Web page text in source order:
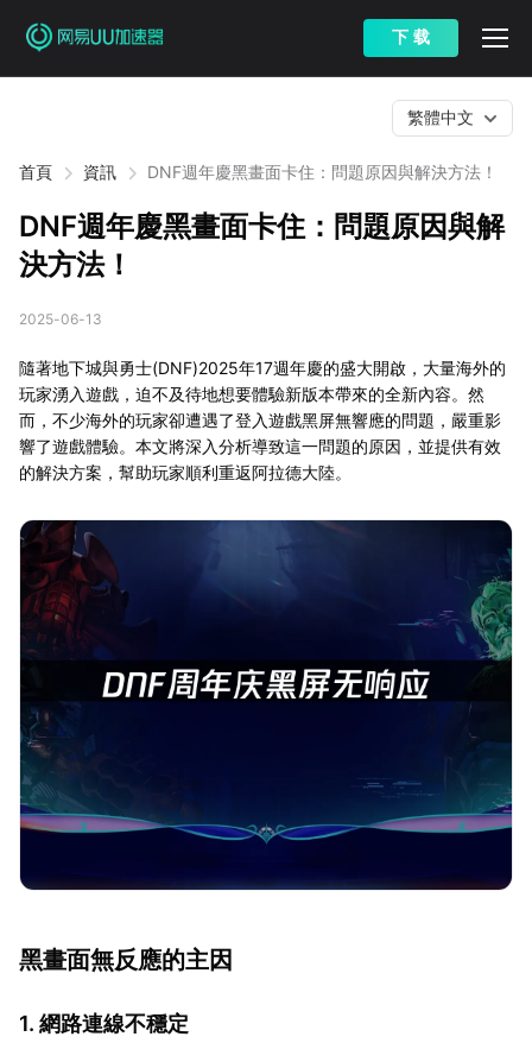
下 载
首頁 資訊 DNF週年慶黑畫面卡住：問題原因與解決方法！
繁體中文
DNF週年慶黑畫面卡住：問題原因與解
決方法！
2025-06-13
隨著地下城與勇士(DNF)2025年17週年慶的盛大開啟，大量海外的
玩家湧入遊戲，迫不及待地想要體驗新版本帶來的全新內容。然
而，不少海外的玩家卻遭遇了登入遊戲黑屏無響應的問題，嚴重影
響了遊戲體驗。本文將深入分析導致這一問題的原因，並提供有效
的解決方案，幫助玩家順利重返阿拉德大陸。
黑畫面無反應的主因
1. 網路連線不穩定